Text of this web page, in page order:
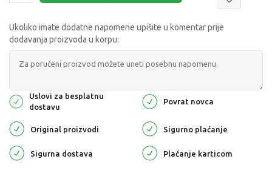
Ukoliko imate dodatne napomene upišite u komentar prije
dodavanja proizvoda u korpu:
Uslovi za besplatnu
dostavu
Povrat novca
Original proizvodi Sigurno plaćanje
Sigurna dostava Plaćanje karticom